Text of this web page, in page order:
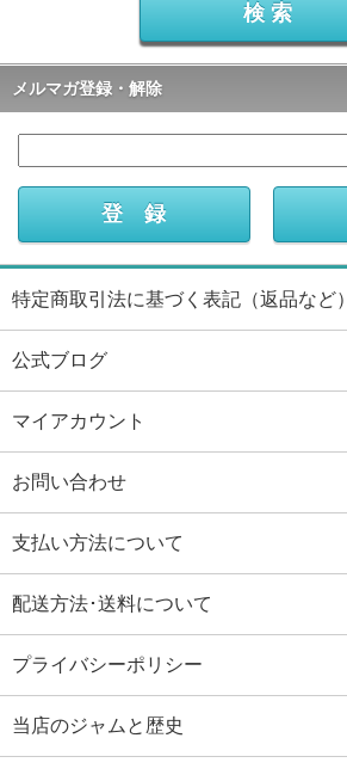
メルマガ登録・解除
特定商取引法に基づく表記（返品など）
公式ブログ
マイアカウント
お問い合わせ
支払い方法について
配送方法･送料について
プライバシーポリシー
当店のジャムと歴史